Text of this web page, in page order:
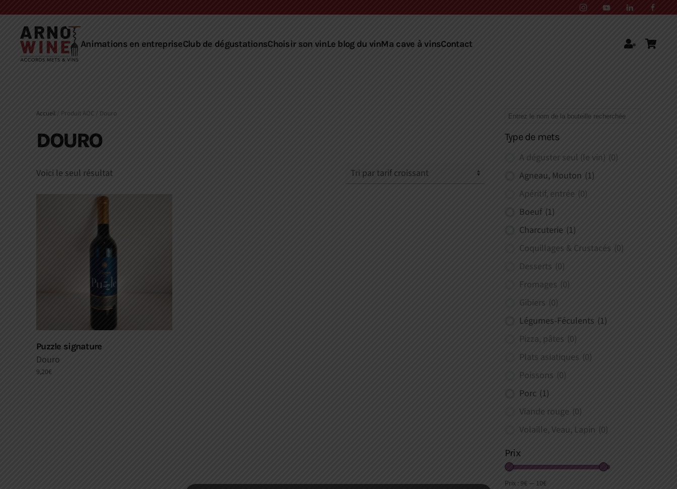
Skip to main content
Animations en entrepriseClub de dégustationsChoisir son vinLe blog du vinMa cave à vinsContact
Accueil / Produit AOC / Douro
DOURO
Voici le seul résultat
Puzzle signature
Douro
9,20€
Type de mets
A déguster seul (le vin) (0)
Agneau, Mouton (1)
Apéritif, entrée (0)
Boeuf (1)
Charcuterie (1)
Coquillages & Crustacés (0)
Desserts (0)
Fromages (0)
Gibiers (0)
Légumes-Féculents (1)
Pizza, pâtes (0)
Plats asiatiques (0)
Poissons (0)
Porc (1)
Viande rouge (0)
Volaille, Veau, Lapin (0)
Prix
Prix : 9€ — 10€